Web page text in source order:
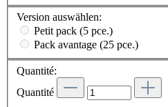
Version auswählen:
Petit pack (5 pce.)
Pack avantage (25 pce.)
Quantité:
Quantité